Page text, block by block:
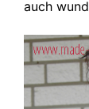
auch